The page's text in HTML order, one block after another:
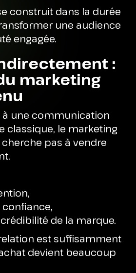
construit dans la durée
une audience
engagée.
:
marketing
une communication
classique, le marketing
pas à vendre
de la marque.
est suffisamment
devient beaucoup